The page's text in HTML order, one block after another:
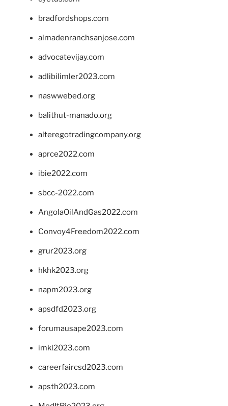
bradfordshops.com
almadenranchsanjose.com
advocatevijay.com
adlibilimler2023.com
naswwebed.org
balithut-manado.org
alteregotradingcompany.org
aprce2022.com
ibie2022.com
sbcc-2022.com
AngolaOilAndGas2022.com
Convoy4Freedom2022.com
grur2023.org
hkhk2023.org
napm2023.org
apsdfd2023.org
forumausape2023.com
imkl2023.com
careerfaircsd2023.com
apsth2023.com